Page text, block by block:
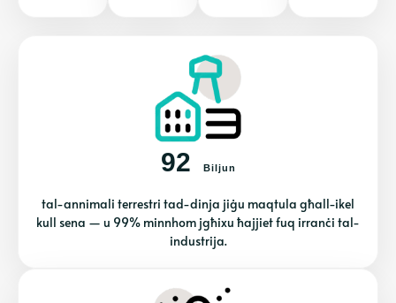
92 Biljun
tal-annimali terrestri tad-dinja jiġu maqtula għall-ikel
kull sena — u 99% minnhom jgħixu ħajjiet fuq irranċi tal-
industrija.